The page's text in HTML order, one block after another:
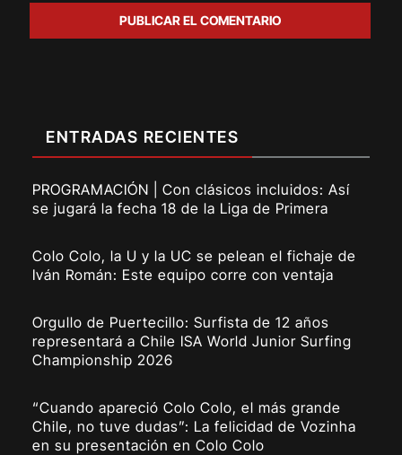
ENTRADAS RECIENTES
PROGRAMACIÓN | Con clásicos incluidos: Así
se jugará la fecha 18 de la Liga de Primera
Colo Colo, la U y la UC se pelean el fichaje de
Iván Román: Este equipo corre con ventaja
Orgullo de Puertecillo: Surfista de 12 años
representará a Chile ISA World Junior Surfing
Championship 2026
“Cuando apareció Colo Colo, el más grande
Chile, no tuve dudas”: La felicidad de Vozinha
en su presentación en Colo Colo